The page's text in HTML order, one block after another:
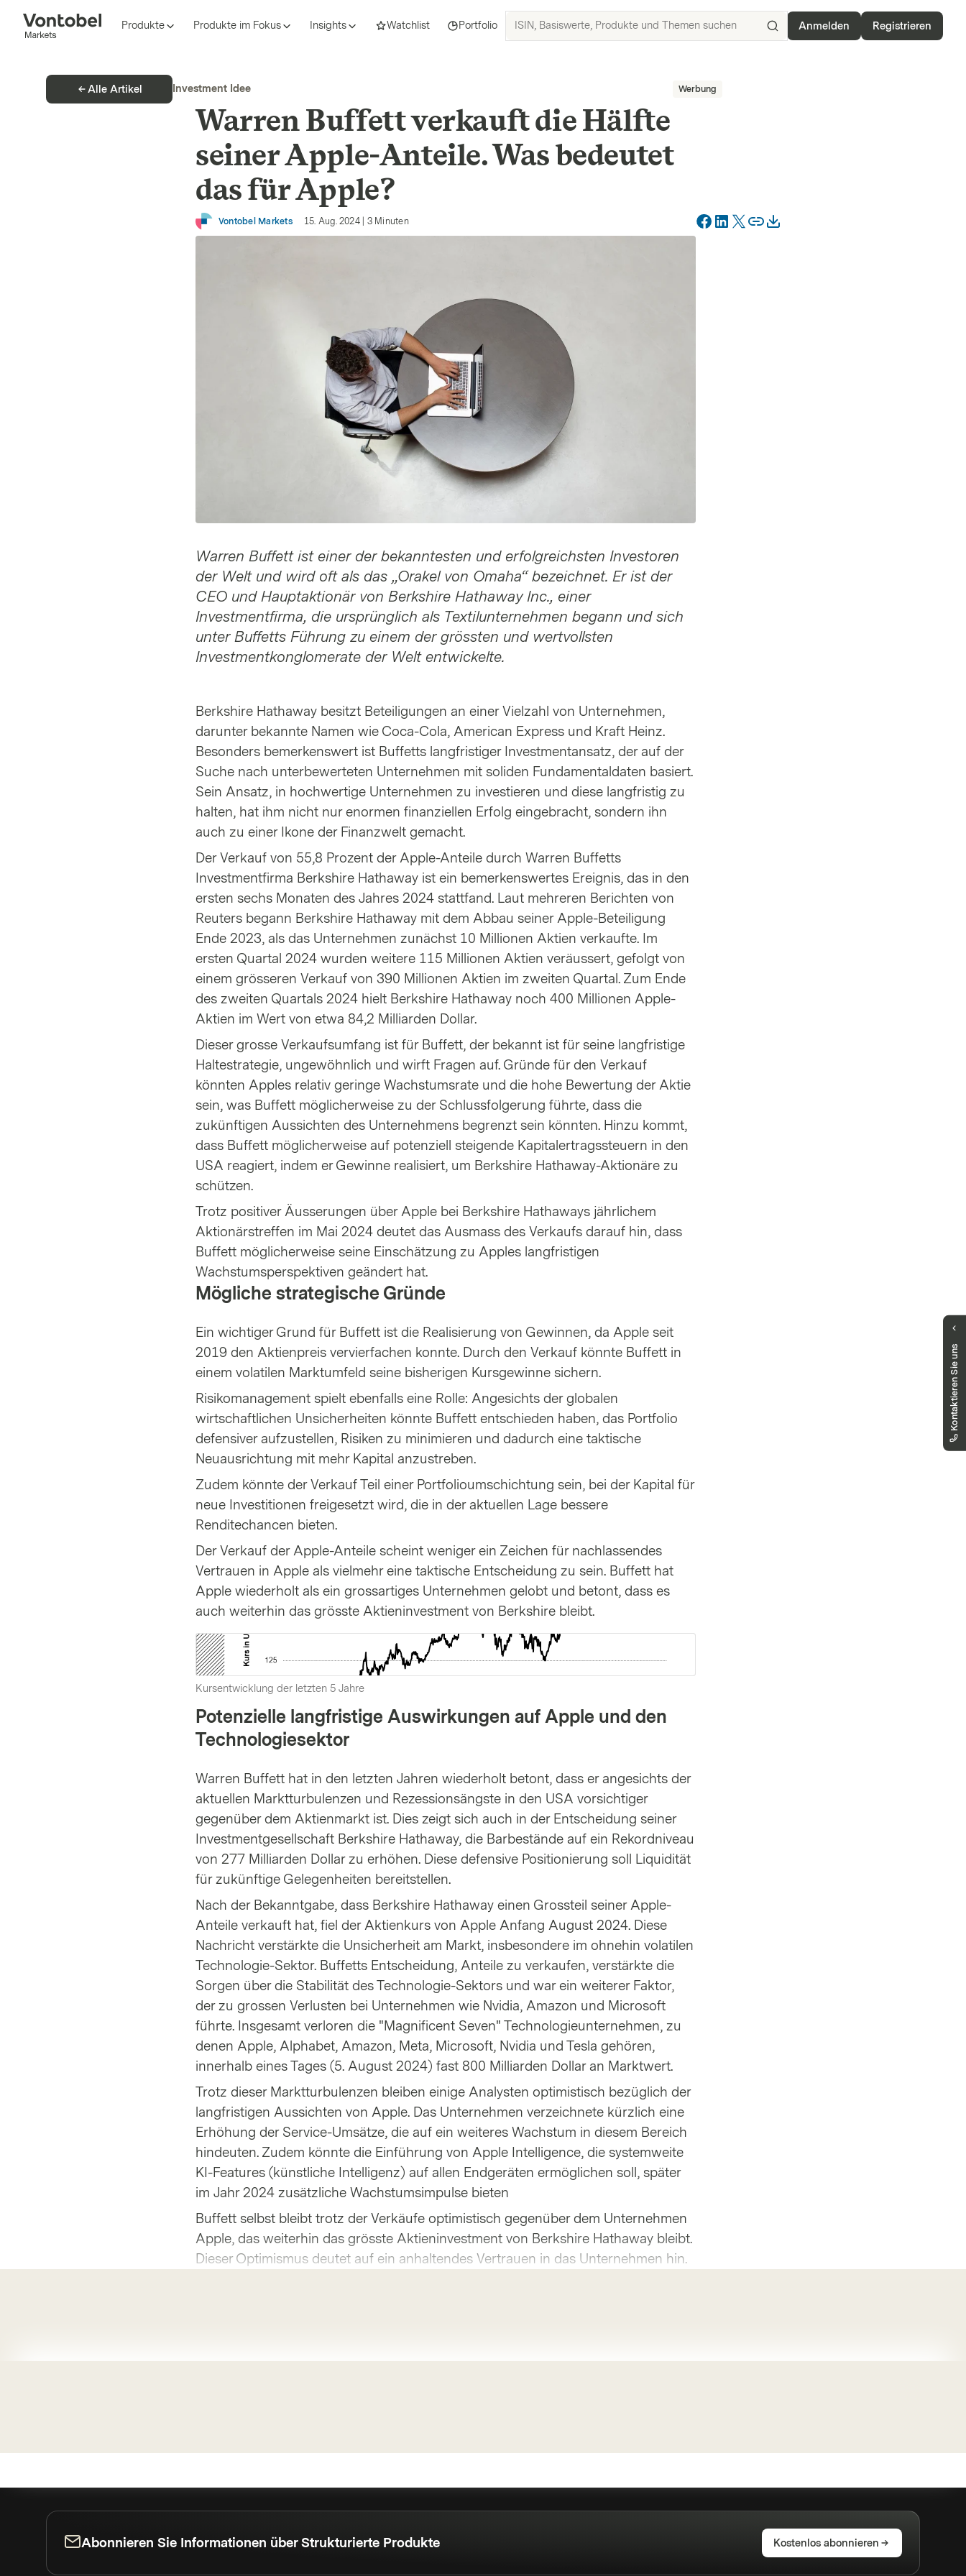
Produkte Produkte im Fokus Insights Watchlist Portfolio
ISIN,
suchen
ISIN,
Anmelden Registrieren
Alle Artikel Investment Idee Werbung
Warren Buffett verkauft die Hälfte
seiner Apple-Anteile. Was bedeutet
das für Apple?
Vontobel Markets 15. Aug. 2024| 3 Minuten
Warren Buffett ist einer der bekanntesten und erfolgreichsten Investoren
der Welt und wird oft als das „Orakel von Omaha“ bezeichnet. Er ist der
CEO und Hauptaktionär von Berkshire Hathaway Inc., einer
Investmentfirma, die ursprünglich als Textilunternehmen begann und sich
unter Buffetts Führung zu einem der grössten und wertvollsten
Investmentkonglomerate der Welt entwickelte.
Berkshire Hathaway besitzt Beteiligungen an einer Vielzahl von Unternehmen,
darunter bekannte Namen wie Coca-Cola, American Express und Kraft Heinz.
Besonders bemerkenswert ist Buffetts langfristiger Investmentansatz, der auf der
Suche nach unterbewerteten Unternehmen mit soliden Fundamentaldaten basiert.
Sein Ansatz, in hochwertige Unternehmen zu investieren und diese langfristig zu
halten, hat ihm nicht nur enormen finanziellen Erfolg eingebracht, sondern ihn
auch zu einer Ikone der Finanzwelt gemacht.
Der Verkauf von 55,8 Prozent der Apple-Anteile durch Warren Buffetts
Investmentfirma Berkshire Hathaway ist ein bemerkenswertes Ereignis, das in den
ersten sechs Monaten des Jahres 2024 stattfand. Laut mehreren Berichten von
Reuters begann Berkshire Hathaway mit dem Abbau seiner Apple-Beteiligung
Ende 2023, als das Unternehmen zunächst 10 Millionen Aktien verkaufte. Im
ersten Quartal 2024 wurden weitere 115 Millionen Aktien veräussert, gefolgt von
einem grösseren Verkauf von 390 Millionen Aktien im zweiten Quartal. Zum Ende
des zweiten Quartals 2024 hielt Berkshire Hathaway noch 400 Millionen Apple-
Aktien im Wert von etwa 84,2 Milliarden Dollar.
Dieser grosse Verkaufsumfang ist für Buffett, der bekannt ist für seine langfristige
Haltestrategie, ungewöhnlich und wirft Fragen auf. Gründe für den Verkauf
könnten Apples relativ geringe Wachstumsrate und die hohe Bewertung der Aktie
sein, was Buffett möglicherweise zu der Schlussfolgerung führte, dass die
zukünftigen Aussichten des Unternehmens begrenzt sein könnten. Hinzu kommt,
dass Buffett möglicherweise auf potenziell steigende Kapitalertragssteuern in den
USA reagiert, indem er Gewinne realisiert, um Berkshire Hathaway-Aktionäre zu
schützen.
Trotz positiver Äusserungen über Apple bei Berkshire Hathaways jährlichem
Aktionärstreffen im Mai 2024 deutet das Ausmass des Verkaufs darauf hin, dass
Buffett möglicherweise seine Einschätzung zu Apples langfristigen
Wachstumsperspektiven geändert hat.
Mögliche strategische Gründe
Ein wichtiger Grund für Buffett ist die Realisierung von Gewinnen, da Apple seit
2019 den Aktienpreis vervierfachen konnte. Durch den Verkauf könnte Buffett in
einem volatilen Marktumfeld seine bisherigen Kursgewinne sichern.
Risikomanagement spielt ebenfalls eine Rolle: Angesichts der globalen
wirtschaftlichen Unsicherheiten könnte Buffett entschieden haben, das Portfolio
defensiver aufzustellen, Risiken zu minimieren und dadurch eine taktische
Neuausrichtung mit mehr Kapital anzustreben.
Zudem könnte der Verkauf Teil einer Portfolioumschichtung sein, bei der Kapital für
neue Investitionen freigesetzt wird, die in der aktuellen Lage bessere
Renditechancen bieten.
Der Verkauf der Apple-Anteile scheint weniger ein Zeichen für nachlassendes
Vertrauen in Apple als vielmehr eine taktische Entscheidung zu sein. Buffett hat
Apple wiederholt als ein grossartiges Unternehmen gelobt und betont, dass es
auch weiterhin das grösste Aktieninvestment von Berkshire bleibt.
Kursentwicklung der letzten 5 Jahre
Potenzielle langfristige Auswirkungen auf Apple und den
Technologiesektor
Warren Buffett hat in den letzten Jahren wiederholt betont, dass er angesichts der
aktuellen Marktturbulenzen und Rezessionsängste in den USA vorsichtiger
gegenüber dem Aktienmarkt ist. Dies zeigt sich auch in der Entscheidung seiner
Investmentgesellschaft Berkshire Hathaway, die Barbestände auf ein Rekordniveau
von 277 Milliarden Dollar zu erhöhen. Diese defensive Positionierung soll Liquidität
für zukünftige Gelegenheiten bereitstellen.
Nach der Bekanntgabe, dass Berkshire Hathaway einen Grossteil seiner Apple-
Anteile verkauft hat, fiel der Aktienkurs von Apple Anfang August 2024. Diese
Nachricht verstärkte die Unsicherheit am Markt, insbesondere im ohnehin volatilen
Technologie-Sektor. Buffetts Entscheidung, Anteile zu verkaufen, verstärkte die
Sorgen über die Stabilität des Technologie-Sektors und war ein weiterer Faktor,
der zu grossen Verlusten bei Unternehmen wie Nvidia, Amazon und Microsoft
führte. Insgesamt verloren die "Magnificent Seven" Technologieunternehmen, zu
denen Apple, Alphabet, Amazon, Meta, Microsoft, Nvidia und Tesla gehören,
innerhalb eines Tages (5. August 2024) fast 800 Milliarden Dollar an Marktwert.
Trotz dieser Marktturbulenzen bleiben einige Analysten optimistisch bezüglich der
langfristigen Aussichten von Apple. Das Unternehmen verzeichnete kürzlich eine
Erhöhung der Service-Umsätze, die auf ein weiteres Wachstum in diesem Bereich
hindeuten. Zudem könnte die Einführung von Apple Intelligence, die systemweite
KI-Features (künstliche Intelligenz) auf allen Endgeräten ermöglichen soll, später
im Jahr 2024 zusätzliche Wachstumsimpulse bieten
Buffett selbst bleibt trotz der Verkäufe optimistisch gegenüber dem Unternehmen
Apple, das weiterhin das grösste Aktieninvestment von Berkshire Hathaway bleibt.
Dieser Optimismus deutet auf ein anhaltendes Vertrauen in das Unternehmen hin.
Kontaktieren Sie uns
Abonnieren Sie Informationen über Strukturierte Produkte Kostenlos abonnieren